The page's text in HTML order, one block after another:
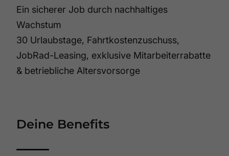
Ein sicherer Job durch nachhaltiges
Wachstum
30 Urlaubstage, Fahrtkostenzuschuss,
JobRad-Leasing, exklusive Mitarbeiterrabatte
& betriebliche Altersvorsorge
Deine Benefits